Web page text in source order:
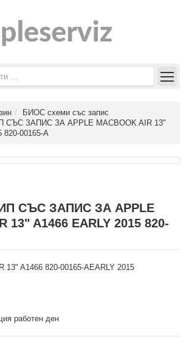
БИОС схеми със запис
ЗАПИС ЗА APPLE MACBOOK AIR 13"
820-00165-A
СЪС ЗАПИС ЗА APPLE
13" A1466 EARLY 2015 820-
13" A1466 820-00165-AEARLY 2015
работен ден